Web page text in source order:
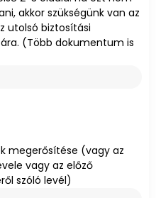
akkor szükségünk van az
utolsó biztosítási
(Több dokumentum is
megerősítése (vagy az
vagy az előző
szóló levél)